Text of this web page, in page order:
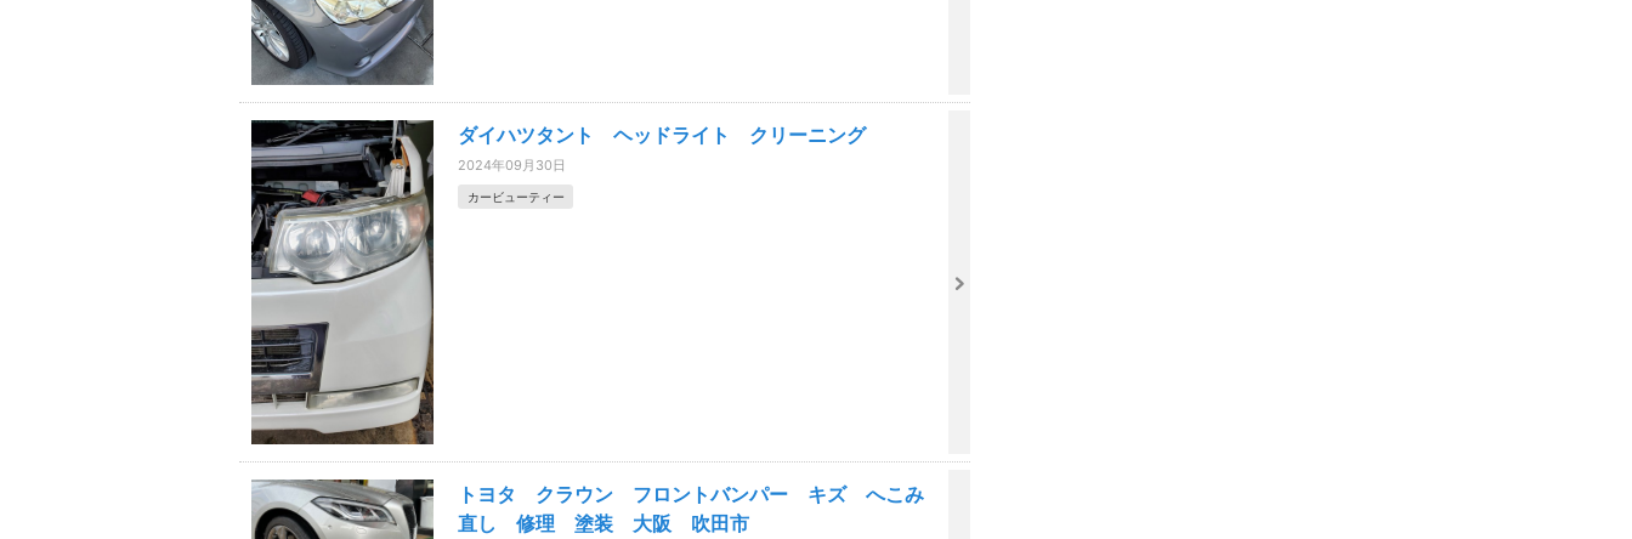
ダイハツタント ヘッドライト クリーニング
2024年09月30日
カービューティー
トヨタ クラウン フロントバンパー キズ へこみ
直し 修理 塗装 大阪 吹田市